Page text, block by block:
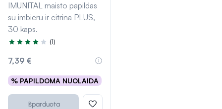
IMUNITAL maisto papildas
su imbieru ir citrina PLUS,
30 kaps.
Įvertinimas 4.0 iš 5
(1)
7,39 €
% PAPILDOMA NUOLAIDA
Išparduota